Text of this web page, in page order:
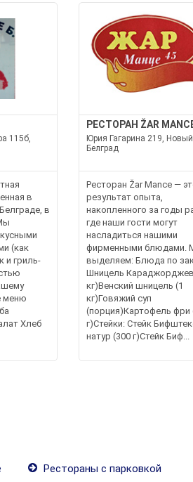
115б,
в
в
(как
и гриль-
меню
Хлеб
РЕСТОРАН ŽAR
Юрия Гагарина 219, Новый
Белград
Ресторан Žar Mance —
результат опыта,
накопленного за годы
где наши гости могут
насладиться нашими
фирменными блюдами.
выделяем: Блюда по
Шницель
кг)Венский шницель (1
кг)Говяжий суп
(порция)Картофель фри
г)Стейки: Стейк
натур (300 г)Стейк Биф...
Рестораны с парковкой